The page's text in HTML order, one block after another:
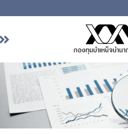
หน้าหลัก
เกี่ยวกับ กบข.
บริการสมาชิก